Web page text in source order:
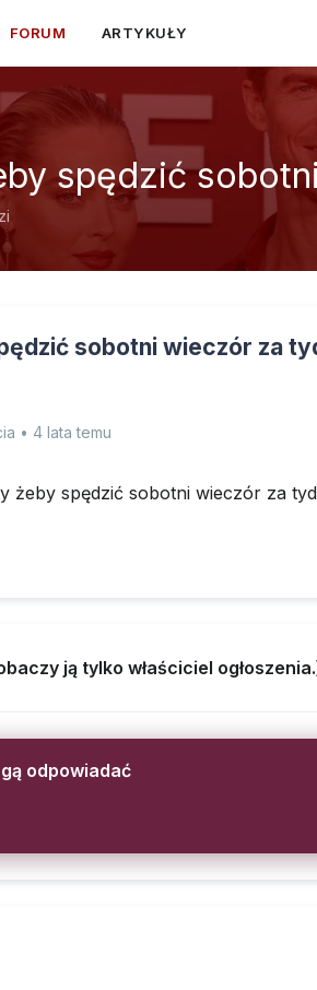
FORUM ARTYKUŁY
spędzić
sobotni wieczór za
• 4 lata temu
żeby spędzić sobotni wieczór za
ją tylko właściciel
odpowiadać